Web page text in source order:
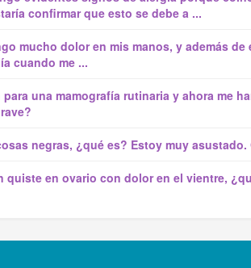
confirmar que esto se debe a ...
mucho dolor en mis manos, y además de
cuando me ...
una mamografía rutinaria y ahora me
negras, ¿qué es? Estoy muy asustado.
quiste en ovario con dolor en el vientre,